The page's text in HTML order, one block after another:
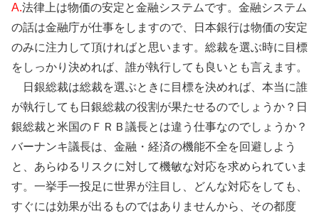
A.法律上は物価の安定と金融システムです。金融システム
の話は金融庁が仕事をしますので、日本銀行は物価の安定
のみに注力して頂ければと思います。総裁を選ぶ時に目標
をしっかり決めれば、誰が執行しても良いとも言えます。
日銀総裁は総裁を選ぶときに目標を決めれば、本当に誰
が執行しても日銀総裁の役割が果たせるのでしょうか？日
銀総裁と米国のＦＲＢ議長とは違う仕事なのでしょうか？
バーナンキ議長は、金融・経済の機能不全を回避しよう
と、あらゆるリスクに対して機敏な対応を求められていま
す。一挙手一投足に世界が注目し、どんな対応をしても、
すぐには効果が出るものではありませんから、その都度